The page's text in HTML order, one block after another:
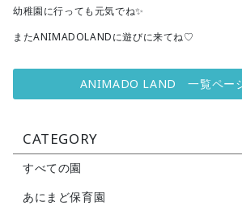
幼稚園に行っても元気でね✨
またANIMADOLANDに遊びに来てね♡
ANIMADO LAND 一覧ペー
CATEGORY
すべての園
あにまど保育園